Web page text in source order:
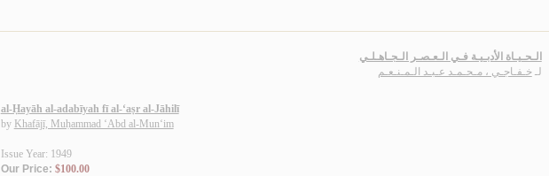
الـحـيـاة الأدبـيـة فـي الـعـصـر الـجـاهـلـي
لـ خـفـاجـي ، مـحـمـد عـبـد الـمـنـعـم
al-Ḥayāh al-adabīyah fī al-‘aṣr al-Jāhilī
by Khafājī, Muḥammad ‘Abd al-Mun‘im
Issue Year: 1949
Our Price: $100.00